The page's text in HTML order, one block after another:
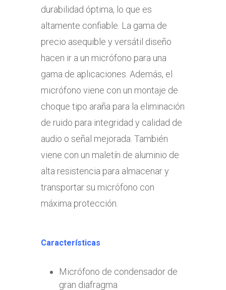
durabilidad óptima, lo que es
altamente confiable. La gama de
precio asequible y versátil diseño
hacen ir a un micrófono para una
gama de aplicaciones. Además, el
micrófono viene con un montaje de
choque tipo araña para la eliminación
de ruido para integridad y calidad de
audio o señal mejorada. También
viene con un maletín de aluminio de
alta resistencia para almacenar y
transportar su micrófono con
máxima protección.
Características
Micrófono de condensador de
gran diafragma